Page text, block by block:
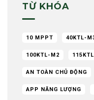
TỪ KHÓA
10 MPPT 40KTL-
100KTL-M2
AN TOÀN CHỦ ĐỘNG
APP NĂNG LƯỢNG